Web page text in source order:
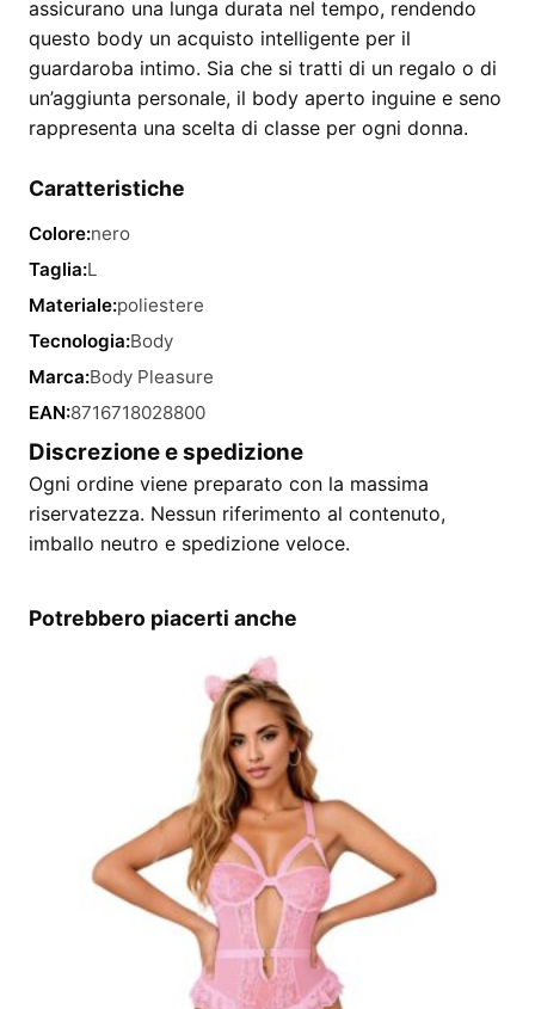
assicurano una lunga durata nel tempo, rendendo
questo body un acquisto intelligente per il
guardaroba intimo. Sia che si tratti di un regalo o di
un’aggiunta personale, il body aperto inguine e seno
rappresenta una scelta di classe per ogni donna.
Caratteristiche
Colore:nero
Taglia:L
Materiale:poliestere
Tecnologia:Body
Marca:Body Pleasure
EAN:8716718028800
Discrezione e spedizione
Ogni ordine viene preparato con la massima
riservatezza. Nessun riferimento al contenuto,
imballo neutro e spedizione veloce.
Potrebbero piacerti anche